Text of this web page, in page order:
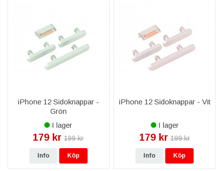
iPhone 12 Sidoknappar -
Grön
I lager
179 kr 199 kr
Info Köp
iPhone 12 Sidoknappar - Vit
I lager
179 kr 199 kr
Info Köp